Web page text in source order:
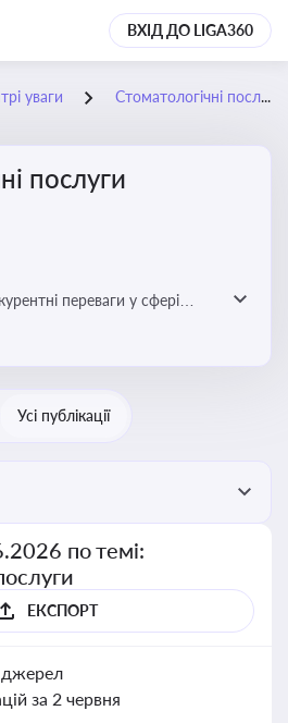
ВХІД ДО LIGA360
уваги Стоматологічні послуги
послуги
переваги у сфері
Використання новітніх
Усі публікації
по темі:
ЕКСПОРТ
за 2 червня